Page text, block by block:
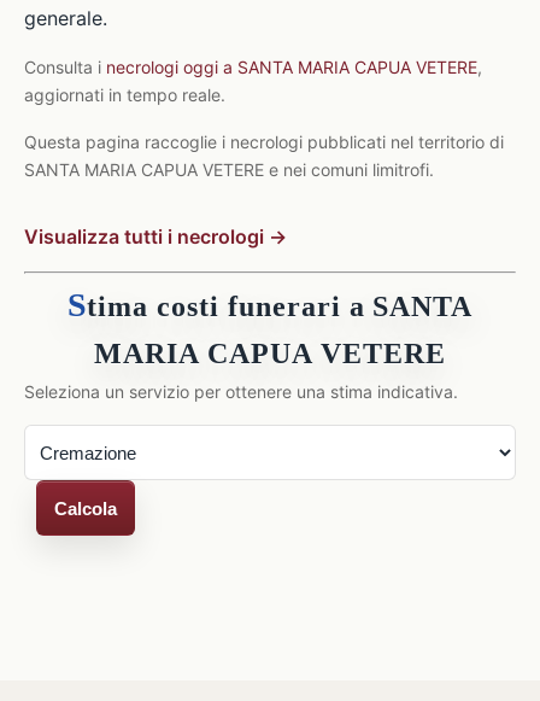
generale.
Consulta i necrologi oggi a SANTA MARIA CAPUA VETERE,
aggiornati in tempo reale.
Questa pagina raccoglie i necrologi pubblicati nel territorio di
SANTA MARIA CAPUA VETERE e nei comuni limitrofi.
Visualizza tutti i necrologi →
Stima costi funerari a SANTA
MARIA CAPUA VETERE
Seleziona un servizio per ottenere una stima indicativa.
Calcola